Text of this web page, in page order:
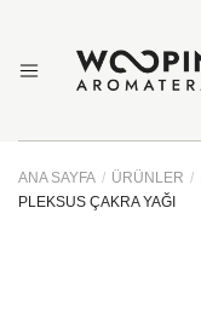
Çakra
Yağları
ve
Çeşitli
ANA SAYFA / ÜRÜNLER /
PLEKSUS ÇAKRA YAĞI